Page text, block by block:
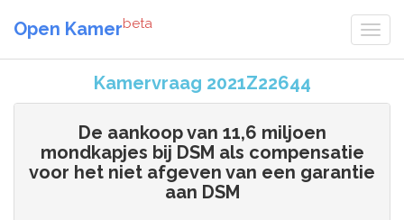
Open Kamerbeta
Kamervraag 2021Z22644
De aankoop van 11,6 miljoen
mondkapjes bij DSM als compensatie
voor het niet afgeven van een garantie
aan DSM